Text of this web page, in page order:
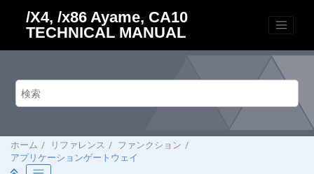
/X4, /x86 Ayame, CA10
TECHNICAL MANUAL
ホーム リファレンス
ファンクション
アプリケーションゲートウェイ